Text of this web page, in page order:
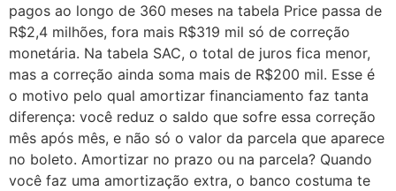
pagos ao longo de 360 meses na tabela Price passa de
R$2,4 milhões, fora mais R$319 mil só de correção
monetária. Na tabela SAC, o total de juros fica menor,
mas a correção ainda soma mais de R$200 mil. Esse é
o motivo pelo qual amortizar financiamento faz tanta
diferença: você reduz o saldo que sofre essa correção
mês após mês, e não só o valor da parcela que aparece
no boleto. Amortizar no prazo ou na parcela? Quando
você faz uma amortização extra, o banco costuma te